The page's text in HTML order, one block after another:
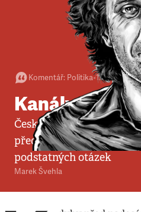
Komentář: Politika•1. 9. 2014•8
Kanály
Český premiér nechce
předtím by měl
podstatných otázek
Marek Švehla